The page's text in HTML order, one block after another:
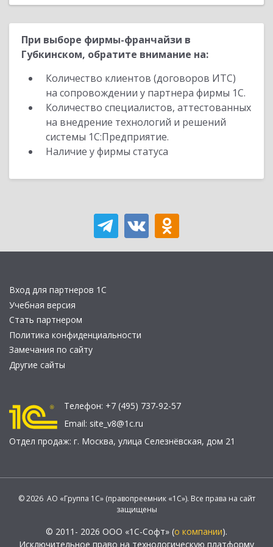
При выборе фирмы-франчайзи в
Губкинском, обратите внимание на:
Количество клиентов (договоров ИТС)
на сопровождении у партнера фирмы 1С.
Количество специалистов, аттестованных
на внедрение технологий и решений
системы 1С:Предприятие.
Наличие у фирмы статуса
Вход для партнеров 1С
Учебная версия
Стать партнером
Политика конфиденциальности
Замечания по сайту
Другие сайты
Телефон: +7 (495) 737-92-57
Email: site_v8@1c.ru
Отдел продаж: г. Москва, улица Селезнёвская, дом 21
© 2026 АО «Группа 1С» (правопреемник «1С»). Все права на сайт
защищены
© 2011- 2026 ООО «1С-Софт» (о компании).
Исключительное право на технологическую платформу